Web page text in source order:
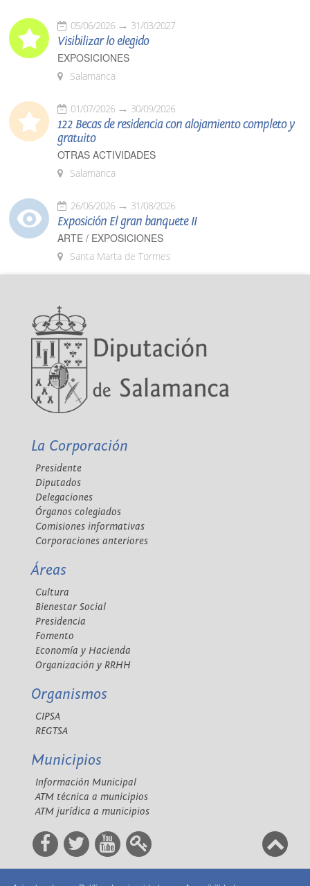
05/06/2026 31/03/2027
Visibilizar lo elegido
EXPOSICIONES
Salamanca
01/07/2026 30/09/2026
122 Becas de residencia con alojamiento completo y
gratuito
OTRAS ACTIVIDADES
Salamanca
26/06/2026 31/08/2026
Exposición El gran banquete II
ARTE / EXPOSICIONES
Santa Marta de Tormes
La Corporación
Presidente
Diputados
Delegaciones
Órganos colegiados
Comisiones informativas
Corporaciones anteriores
Áreas
Cultura
Bienestar Social
Presidencia
Fomento
Economía y Hacienda
Organización y RRHH
Organismos
CIPSA
REGTSA
Municipios
Información Municipal
ATM técnica a municipios
ATM jurídica a municipios